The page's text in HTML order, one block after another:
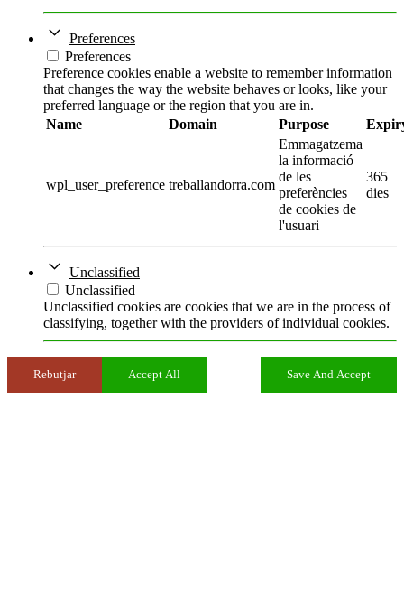
Preferences
Preferences
Preference cookies enable a website to remember information
that changes the way the website behaves or looks, like your
preferred language or the region that you are in.
Name
Domain Purpose
wpl_user_preference treballandorra.com
Emmagatzema
la informació
de les
preferències
de cookies de
l'usuari
365
dies
Unclassified
Unclassified
Unclassified cookies are cookies that we are in the process of
classifying, together with the providers of individual cookies.
Rebutjar Accept All Save And Accept